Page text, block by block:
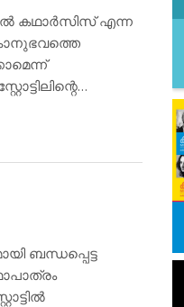
കഥാര്‍സിസ് എന്ന
ബന്ധപ്പെട്ട